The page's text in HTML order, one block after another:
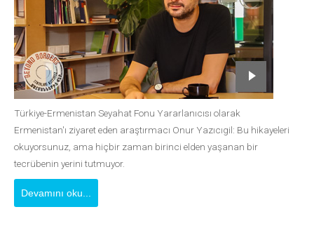
Türkiye-Ermenistan Seyahat Fonu Yararlanıcısı olarak
Ermenistan'ı ziyaret eden araştırmacı Onur Yazıcıgil: Bu hikayeleri
okuyorsunuz, ama hiçbir zaman birinci elden yaşanan bir
tecrübenin yerini tutmuyor.
Devamını oku...